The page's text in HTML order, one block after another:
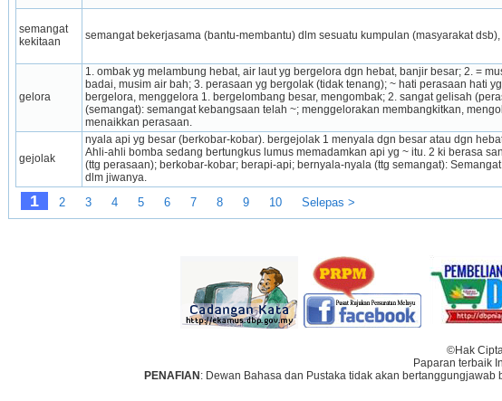
semangat
kekitaan
semangat bekerja­sama (bantu-membantu) dlm sesuatu kumpul­an (masyarakat
gelora
1. ombak yg melambung hebat, air laut yg bergelora dgn hebat, banjir besar; 2. =
badai, musim air bah; 3. perasaan yg bergolak (tidak tenang); ~ hati perasaan hati
bergelora, menggelora 1. bergelombang besar, mengombak; 2. sangat gelisah
(semangat): semangat kebangsaan telah ~; menggelorakan membangkitkan,
menaikkan perasaan.
gejolak
nyala api yg besar (berkobar-kobar). bergejolak 1 menyala dgn besar atau dgn
Ahli-ahli bomba sedang bertungkus lumus memadamkan api yg ~ itu. 2 ki berasa
(ttg perasaan); berkobar-kobar; berapi-api; bernyala-nyala (ttg semangat):
dlm jiwanya.
1 2 3 4 5 6 7 8 9 10 Selepas >
©Hak
Paparan terbaik
PENAFIAN : Dewan Bahasa dan Pustaka tidak akan